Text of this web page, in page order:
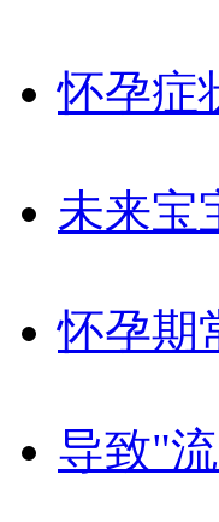
怀孕症
未来宝
怀孕期
导致"